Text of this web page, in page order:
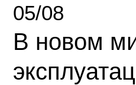
05/08
В новом